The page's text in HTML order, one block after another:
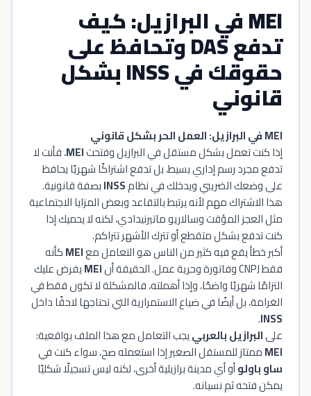
MEI في البرازيل: كيف
تدفع DAS وتحافظ على
حقوقك في INSS بشكل
قانوني
MEI في البرازيل: العمل الحر بشكل قانوني
إذا كنت تعمل بشكل مستقل في البرازيل وفتحتMEI، فأنت لا
تدفع مجرد رسم إداري بسيط، بل تدفع اشتراكًا شهريًا يحافظ
على وضعك الضريبي ويدخلك في نظامINSSبصفة قانونية.
هذا الاشتراك مهم لأنه يرتبط بالتقاعد وبعض المزايا الاجتماعية
مثل العجز المؤقت وسالاريو ماتيرنيدادي، لكنه لا يحميك إذا
كنت تدفع بشكل متقطع أو تترك الأشهر تتراكم.
أكبر خطأ يقع فيه كثير من الناس هو التعامل معMEIكأنه
فقط CNPJ وفاتورة وحرية عمل. الحقيقة أن
MEIيفرض عليك
التزامًا شهريًا واضحًا، وإذا أهملته، فالمشكلة لا تكون فقط في
الغرامة، بل أيضًا في ضياع الاستمرارية التي تحتاجها لاحقًا داخل
INSS
.
علىالبرازيل بالعربييجب التعامل مع هذا الملف بواقعية:
MEIممتاز للمستقل الصغير إذا استعمله صح، سواء كنت في
ساو باولوأو أي مدينة برازيلية أخرى، لكنه ليس تسجيلًا شكليًا
يمكن فتحه ثم نسيانه.